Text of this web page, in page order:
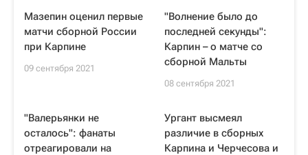
Мазепин оценил первые
матчи сборной России
при Карпине
09 сентября 2021
"Волнение было до
последней секунды":
Карпин – о матче со
сборной Мальты
08 сентября 2021
"Валерьянки не
осталось": фанаты
отреагировали на
Ургант высмеял
различие в сборных
Карпина и Черчесова и